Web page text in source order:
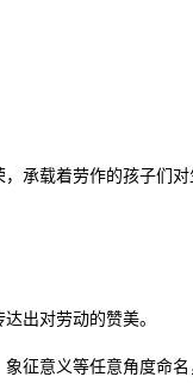
承载着劳作的孩子们对
出对劳动的赞美。
象征意义等任意角度命